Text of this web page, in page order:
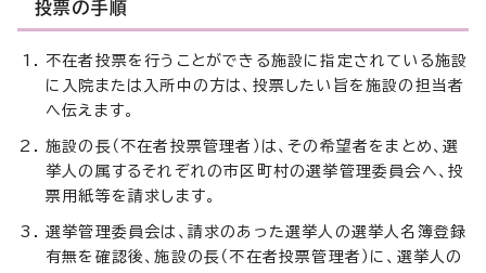
投票の手順
不在者投票を行うことができる施設に指定されている施設
に入院または入所中の方は、投票したい旨を施設の担当者
へ伝えます。
施設の長（不在者投票管理者）は、その希望者をまとめ、選
挙人の属するそれぞれの市区町村の選挙管理委員会へ、投
票用紙等を請求します。
選挙管理委員会は、請求のあった選挙人の選挙人名簿登録
有無を確認後、施設の長（不在者投票管理者）に、選挙人の